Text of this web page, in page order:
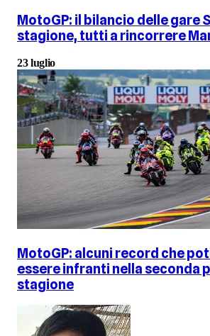
MotoGP: il bilancio delle gare
stagione, tutti a rincorrere
23 luglio
MotoGP: alcuni record che
essere infranti nella seconda
stagione